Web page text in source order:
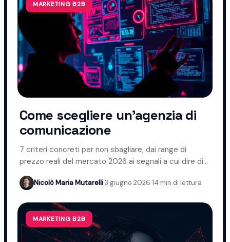
MARKETING B2B
Come scegliere un'agenzia di
comunicazione
7 criteri concreti per non sbagliare, dai range di
prezzo reali del mercato 2026 ai segnali a cui dire di
Nicolò Maria Mutarelli·3 giugno 2026·14 min di lettura
MARKETING B2B